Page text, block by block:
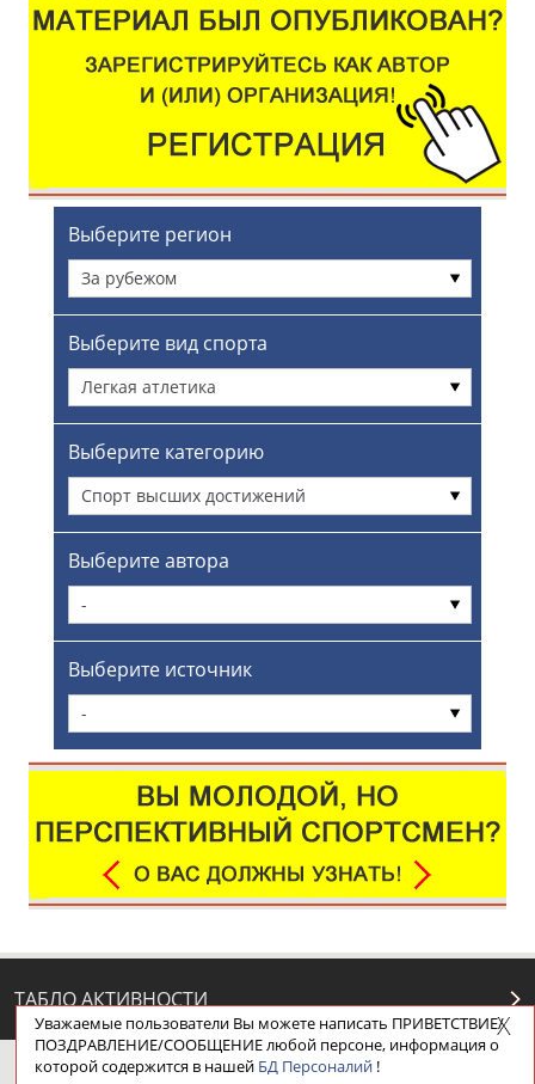
Выберите регион
За рубежом
Выберите вид спорта
Легкая атлетика
Выберите категорию
Спорт высших достижений
Выберите автора
-
Выберите источник
-
ТАБЛО АКТИВНОСТИ
Уважаемые пользователи Вы можете написать ПРИВЕТСТВИЕ/
ПОЗДРАВЛЕНИЕ/СООБЩЕНИЕ любой персоне, информация о
которой содержится в нашей БД Персоналий!